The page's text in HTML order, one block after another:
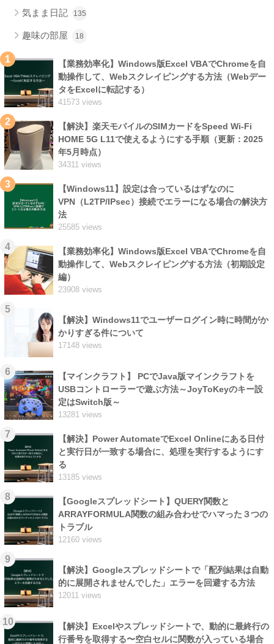
気まま日記 135
趣味の部屋 18
1
【業務効率化】Windows版Excel VBAでChromeを自
動操作して、Webスクレイピングする方法（Webデー
タをExcelに転記する）
41573 views
2
【解決】楽天モバイルのSIMカードをSpeed Wi-Fi
HOME 5G L11で使えるようにする手順（更新：2025
年5月時点）
34311 views
3
【Windows11】設定は合っているはずなのに
VPN（L2TP/IPsec）接続でエラーになる場合の解決方
法
25585 views
4
【業務効率化】Windows版Excel VBAでChromeを自
動操作して、Webスクレイピングする方法（初期設定
編）
23908 views
5
【解決】Windows11でユーザーログイン時に時間がか
かりすぎる件について
17148 views
6
【マインクラフト】 PCでJava版マインクラフトを
USBコントローラーで遊ぶ方法～JoyToKeyのキー設
定はSwitch版～
13281 views
7
【解決】Power AutomateでExcel Onlineにある日付
と実行日が一致する場合に、処理を実行するようにす
る
13185 views
8
【Googleスプレッドシート】QUERY関数と
ARRAYFORMULA関数の組み合わせでハマった３つの
トラブル
12160 views
9
【解決】Googleスプレッドシートで「配列結果は自動
的に展開されませんでした」エラーを回避する方法
12011 views
10
【解決】Excelやスプレッドシートで、動的に最終行の
行番号を取得する〜空白セルに関数が入っている場合